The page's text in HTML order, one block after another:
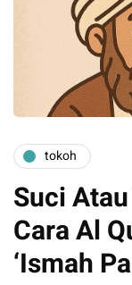
tokoh
Suci
Cara Al
‘Ismah